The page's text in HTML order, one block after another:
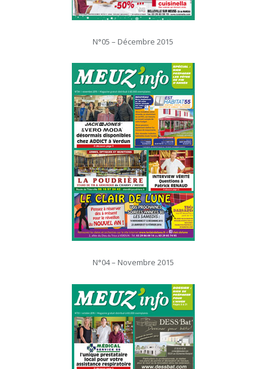
N°05 – Décembre 2015
N°04 – Novembre 2015